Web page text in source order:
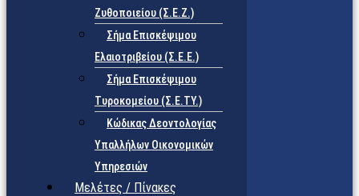
Ζυθοποιείου (Σ.Ε.Ζ.)
Σήμα Επισκέψιμου
Ελαιοτριβείου (Σ.Ε.Ε.)
Σήμα Επισκέψιμου
Τυροκομείου (Σ.Ε.TY.)
Κώδικας Δεοντολογίας
Υπαλλήλων Οικονομικών
Υπηρεσιών
Μελέτες / Πίνακες